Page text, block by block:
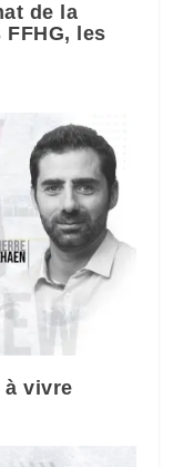
de la
les
à vivre